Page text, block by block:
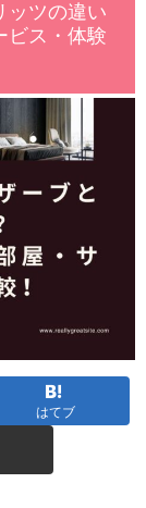
ッツの違い
ビス・体験
はてブ